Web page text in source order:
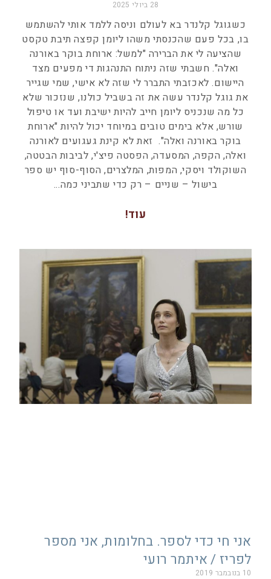
28 ביולי 2025
כשגוגל קלנדר בא לעולם וניסה ללמד אותי להשתמש
בו, בכל פעם שהכנסתי משהו ליומן קפצה תיבת טקסט
שהציעה לי את הברירה "למשל: ארוחת בוקר באורנה
ואלה". חשבתי שזה ניתוח התנהגות די מפעים מצד
היישום. לאכזבתי התברר לי שזה לא אישי, שמי שגייר
את גוגל קלנדר עשה את זה בשביל כולנו, שנזכור שלא
כל מה שנכניס ליומן חייב להיות ישיבת ועד או טיפול
שורש, אלא בימים טובים במיוחד יכול להיות "ארוחת
בוקר באורנה ואלה". זאת לא קינת געגועים לאורנה
ואלה, הקפה, המסעדה, הפסטה פיצ'י, לביבות הבטטה,
השוקולד ויסקי, המפות, המלצרים, הסוף-סוף יש ספר
בישול – שניים – רק כדי שתביני כמה
עוד!
אני חי כדי לספר. בחלומות, אני מספר
לפריז / איתמר רועי
10 בנובמבר 2019